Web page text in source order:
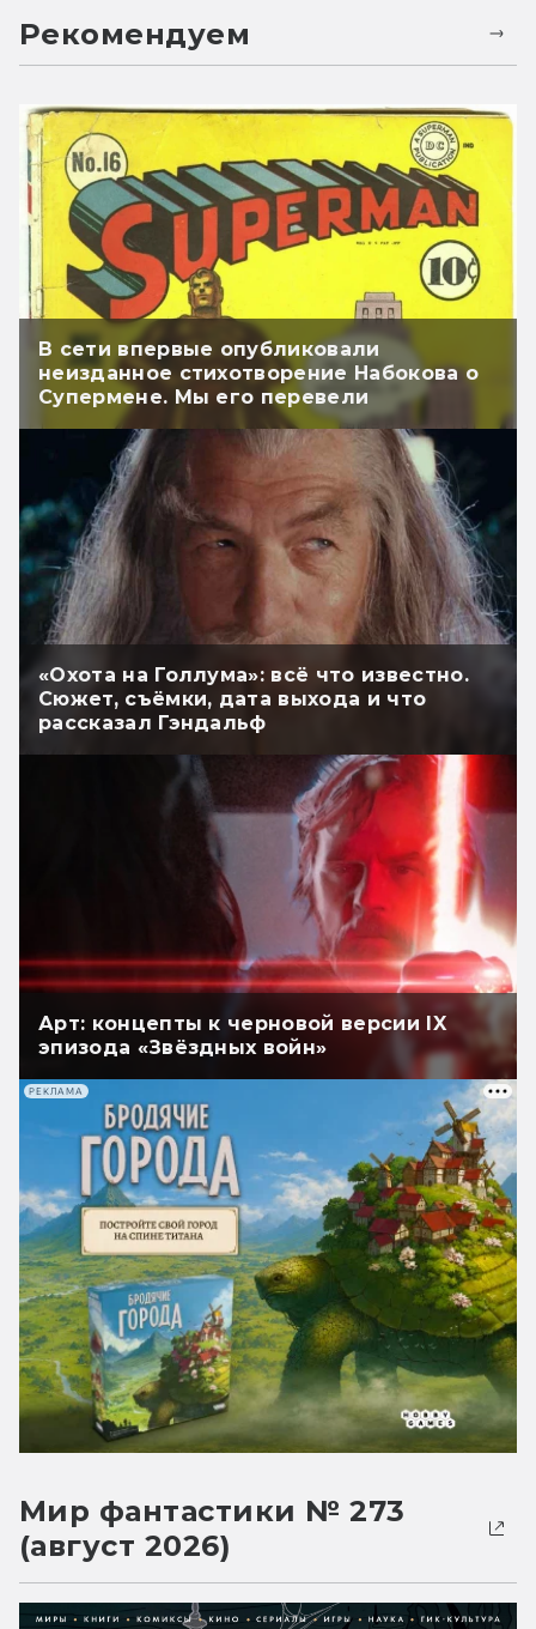
Рекомендуем
В сети впервые опубликовали
неизданное стихотворение Набокова о
Супермене. Мы его перевели
«Охота на Голлума»: всё что известно.
Сюжет, съёмки, дата выхода и что
рассказал Гэндальф
Арт: концепты к черновой версии IX
эпизода «Звёздных войн»
РЕКЛАМА
Мир фантастики № 273
(август 2026)